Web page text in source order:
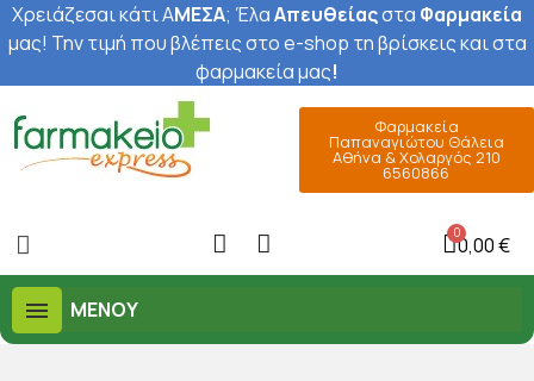
Χρειάζεσαι κάτι ΑΜΕΣΑ; ΈλαΑπευθείαςστα Φαρμακεία
μας! Την τιμή που βλέπεις στο e-shop τη βρίσκεις και στα
φαρμακεία μας!
Φαρμακεία
Παπαναγιώτου Θάλεια
Αθήνα & Χολαργός 210
6560866
0,00 €
ΜΕΝΟΎ